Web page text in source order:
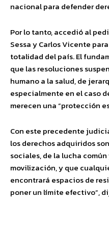
nacional para defender
Por lo tanto, accedió al
Sessa y Carlos Vicente
totalidad del país. El
que las resoluciones
humano a la salud, de
especialmente en el caso
merecen una “protección
Con este precedente
los derechos adquiridos
sociales, de la lucha
movilización, y que
encontrará espacios de
poner un límite efectivo”,